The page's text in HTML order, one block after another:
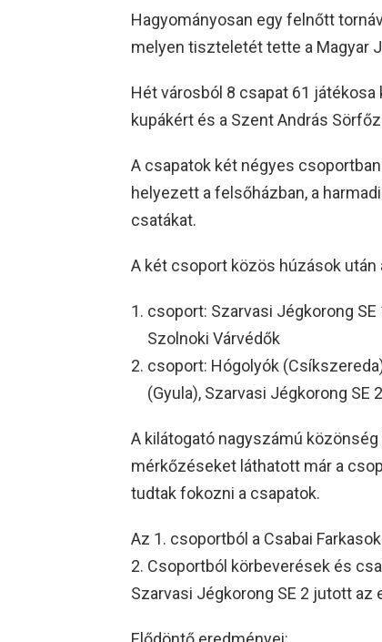
Hagyományosan egy felnőtt
melyen tiszteletét tette a Magyar
Hét városból 8 csapat 61
kupákért és a Szent András
A csapatok két négyes
helyezett a felsőházban, a
csatákat.
A két csoport közös húzások után
csoport: Szarvasi Jégkorong SE
Szolnoki Várvédők
csoport: Hógolyók
(Gyula), Szarvasi Jégkorong SE
A kilátogató nagyszámú
mérkőzéseket láthatott már a
tudtak fokozni a csapatok.
Az 1. csoportból a Csabai
2. Csoportból körbeverések és
Szarvasi Jégkorong SE 2 jutott az